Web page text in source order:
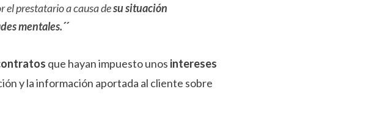
el prestatario a causa desu situación
mentales.´´
que hayan impuesto unos intereses
y la información aportada al cliente sobre